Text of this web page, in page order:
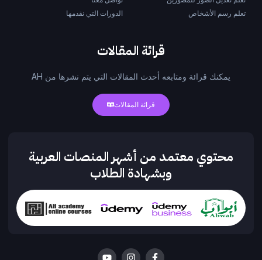
تعلم رسم الأشخاص
الدورات التي نقدمها
قرائة المقالات
يمكنك قرائة ومتابعه أحدث المقالات التي يتم نشرها من AH
قرائة المقالات
محتوي معتمد من أشهر المنصات العربية
وبشهادة الطلاب